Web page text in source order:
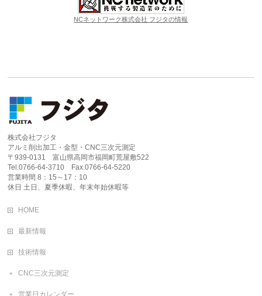
NCネットワーク株式会社 フジタの情報
株式会社フジタ
アルミ削出加工・金型・CNC三次元測定
〒939-0131 富山県高岡市福岡町荒屋敷522
Tel.0766-64-3710 Fax.0766-64-5220
営業時間 8：15～17：10
休日 土日、夏季休暇、年末年始休暇等
HOME
最新情報
技術情報
CNC三次元測定
営業日カレンダー